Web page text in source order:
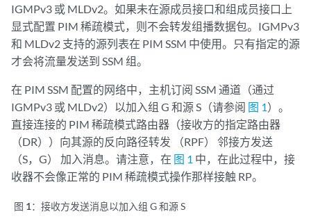
IGMPv3 或 MLDv2。如果未在源成员接口和组成员接口上
显式配置 PIM 稀疏模式，则不会转发组播数据包。IGMPv3
和 MLDv2 支持的源列表在 PIM SSM 中使用。只有指定的源
才会将流量发送到 SSM 组。
在 PIM SSM 配置的网络中，主机订阅 SSM 通道（通过
IGMPv3 或 MLDv2）以加入组 G 和源 S（请参阅 图 1）。
直接连接的 PIM 稀疏模式路由器（接收方的指定路由器
（DR））向其源的反向路径转发 （RPF） 邻接方发送
（S，G） 加入消息。请注意，在 图 1 中，在此过程中，接
收器不会像正常的 PIM 稀疏模式操作那样接触 RP。
图 1： 接收方发送消息以加入组 G 和源 S